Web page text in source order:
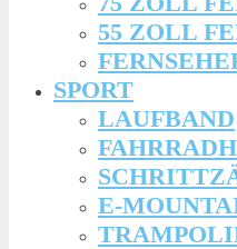
55 ZOLL
SPORT
LAUFBAND
E-